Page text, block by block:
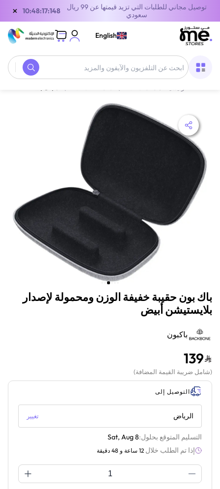
توصيل مجاني للطلبات التي تزيد قيمتها عن 99 ريال
سعودي
10:48:17:148
×
English
باك بون حقيبة خفيفة الوزن ومحمولة لإصدار
بلايستيشن أبيض
باكبون
139
(شامل ضريبة القيمة المضافة)
التوصيل إلى
الرياض تغيير
التسليم المتوقع بحلول:Sat, Aug 8
إذا تم الطلب خلال 12 ساعة و 48 دقيقة